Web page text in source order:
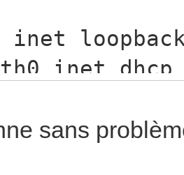
inet dhcp
sans